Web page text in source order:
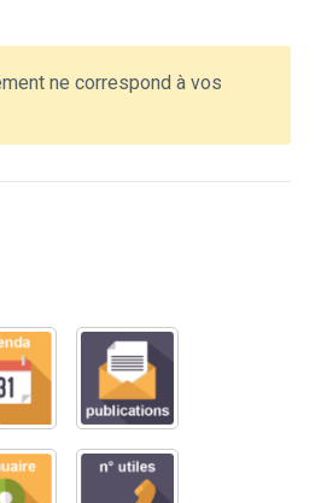
ne correspond à vos